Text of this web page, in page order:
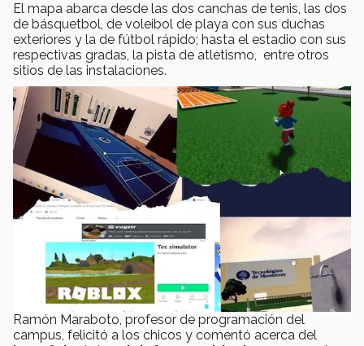
El mapa abarca desde las dos canchas de tenis, las dos
de básquetbol, de voleibol de playa con sus duchas
exteriores y la de fútbol rápido; hasta el estadio con sus
respectivas gradas, la pista de atletismo, entre otros
sitios de las instalaciones.
Ramón Maraboto, profesor de programación del
campus, felicitó a los chicos y comentó acerca del